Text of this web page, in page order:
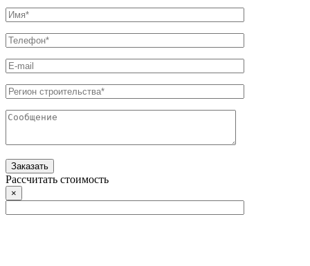
Рассчитать стоимость
×